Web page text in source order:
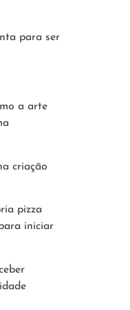
para ser
a arte
criação
pizza
iniciar